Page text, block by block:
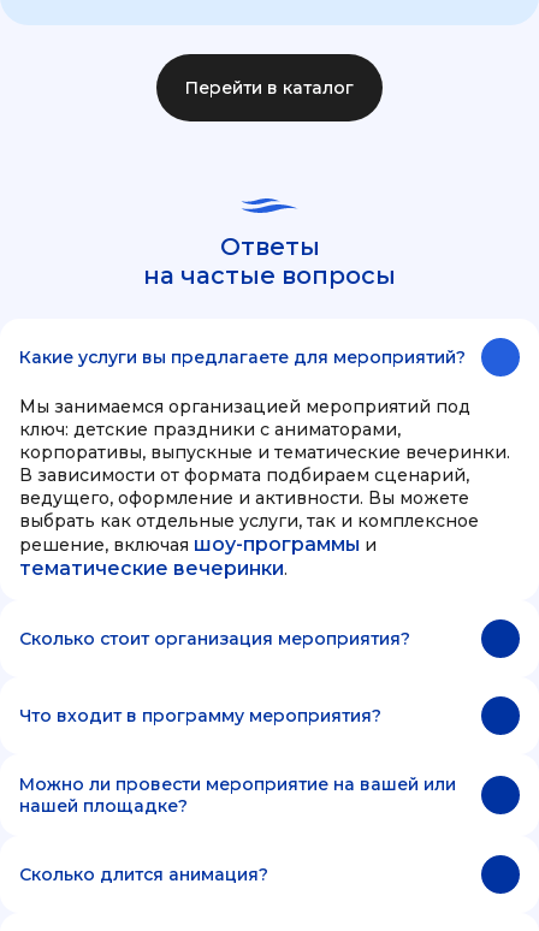
Перейти в каталог
Ответы
на частые вопросы
Какие услуги вы предлагаете для мероприятий?
Мы занимаемся организацией мероприятий под
ключ: детские праздники с аниматорами,
корпоративы, выпускные и тематические вечеринки.
В зависимости от формата подбираем сценарий,
ведущего, оформление и активности. Вы можете
выбрать как отдельные услуги, так и комплексное
решение, включая шоу-программы и
тематические вечеринки.
Сколько стоит организация мероприятия?
Что входит в программу мероприятия?
Можно ли провести мероприятие на вашей или
нашей площадке?
Сколько длится анимация?